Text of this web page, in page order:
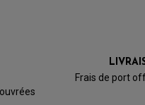
Frais de port